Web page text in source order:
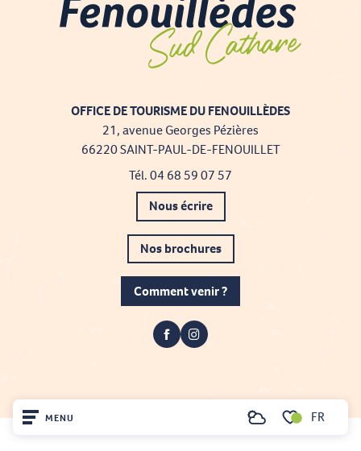
MENU
RechercheFR
OFFICE DE TOURISME DU FENOUILLÈDES
21, avenue Georges Pézières
66220 SAINT-PAUL-DE-FENOUILLET
Tél. 04 68 59 07 57
Nous écrire
Nos brochures
Comment venir ?